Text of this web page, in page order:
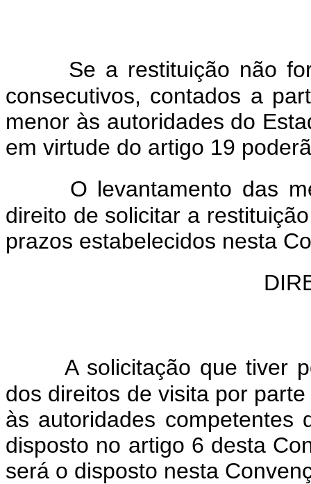
Se a restituição não
consecutivos, contados a
menor às autoridades do
em virtude do artigo 19
O levantamento das
direito de solicitar a
prazos estabelecidos nesta
A solicitação que tiver
dos direitos de visita por
às autoridades competentes
disposto no artigo 6 desta
será o disposto nesta